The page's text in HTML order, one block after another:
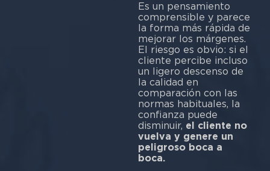
Es un pensamiento
comprensible y parece
la forma más rápida de
mejorar los márgenes.
El riesgo es obvio: si el
cliente percibe incluso
un ligero descenso de
la calidad en
comparación con las
normas habituales, la
confianza puede
disminuir, el cliente no
vuelva y genere un
peligroso boca a
boca.